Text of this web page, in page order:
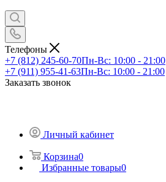
Телефоны
+7 (812) 245-60-70Пн-Вс: 10:00 - 21:00
+7 (911) 955-41-63Пн-Вс: 10:00 - 21:00
Заказать звонок
Личный кабинет
Корзина0
Избранные товары0